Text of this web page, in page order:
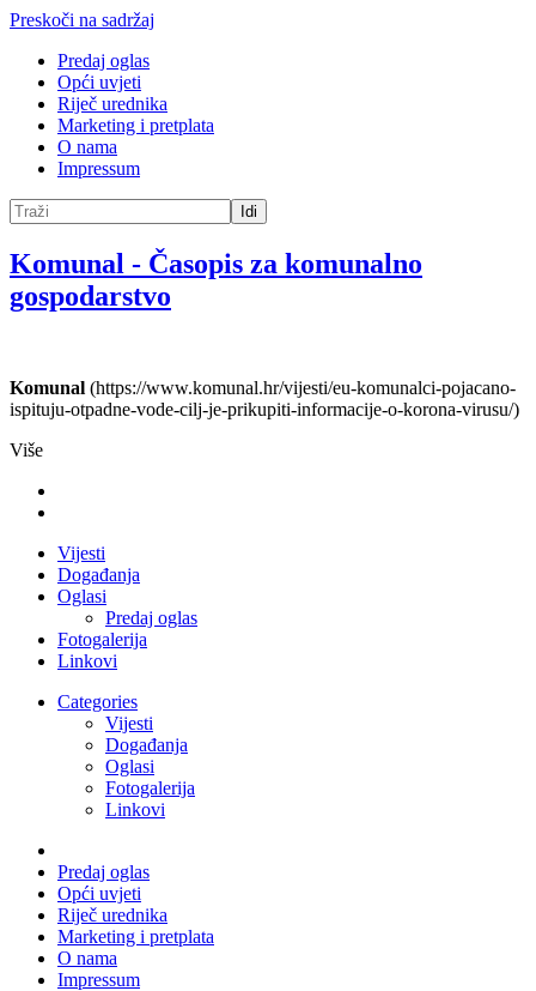
Preskoči na sadržaj
Predaj oglas
Opći uvjeti
Riječ urednika
Marketing i pretplata
O nama
Impressum
Idi
Komunal - Časopis za komunalno
gospodarstvo
Komunal (https://www.komunal.hr/vijesti/eu-komunalci-pojacano-
ispituju-otpadne-vode-cilj-je-prikupiti-informacije-o-korona-virusu/)
Više
Vijesti
Događanja
Oglasi
Predaj oglas
Fotogalerija
Linkovi
Categories
Vijesti
Događanja
Oglasi
Fotogalerija
Linkovi
Predaj oglas
Opći uvjeti
Riječ urednika
Marketing i pretplata
O nama
Impressum